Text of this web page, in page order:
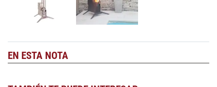
EN ESTA NOTA